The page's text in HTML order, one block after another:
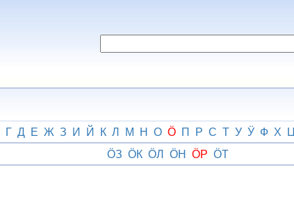
Г Д Е Ж З И Й К Л М Н О Ӧ П Р С Т У Ӱ Ф Х
ӦЗ ӦК ӦЛ ӦН ӦР ӦТ